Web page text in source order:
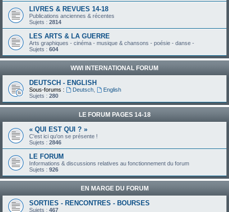
LIVRES & REVUES 14-18
Publications anciennes & récentes
Sujets : 2814
LES ARTS & LA GUERRE
Arts graphiques - cinéma - musique & chansons - poésie - danse -
Sujets : 604
WWI INTERNATIONAL FORUM
DEUTSCH - ENGLISH
Sous-forums : Deutsch,
English
Sujets : 280
LE FORUM PAGES 14-18
« QUI EST QUI ? »
C'est ici qu'on se présente !
Sujets : 2846
LE FORUM
Informations & discussions relatives au fonctionnement du forum
Sujets : 926
EN MARGE DU FORUM
SORTIES - RENCONTRES - BOURSES
Sujets : 467